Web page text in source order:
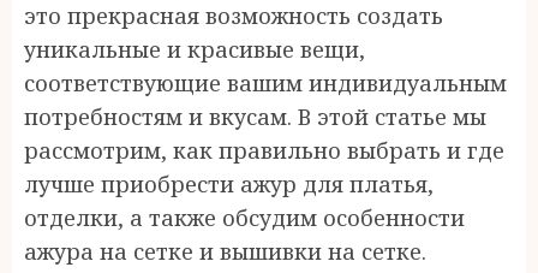
это прекрасная возможность создать
уникальные и красивые вещи,
соответствующие вашим индивидуальным
потребностям и вкусам. В этой статье мы
рассмотрим, как правильно выбрать и где
лучше приобрести ажур для платья,
отделки, а также обсудим особенности
ажура на сетке и вышивки на сетке.